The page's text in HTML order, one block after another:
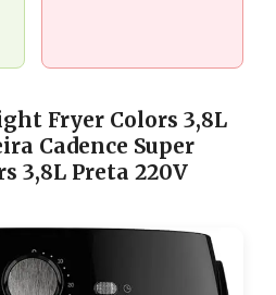
Fryer Colors 3,8L
Cadence Super
3,8L Preta 220V